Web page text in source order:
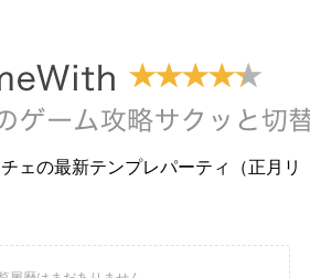
ェの最新テンプレパーティ（正月リ